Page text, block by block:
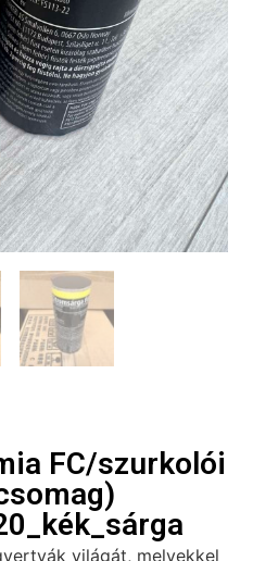
FC/szurkolói
világát, melyekkel